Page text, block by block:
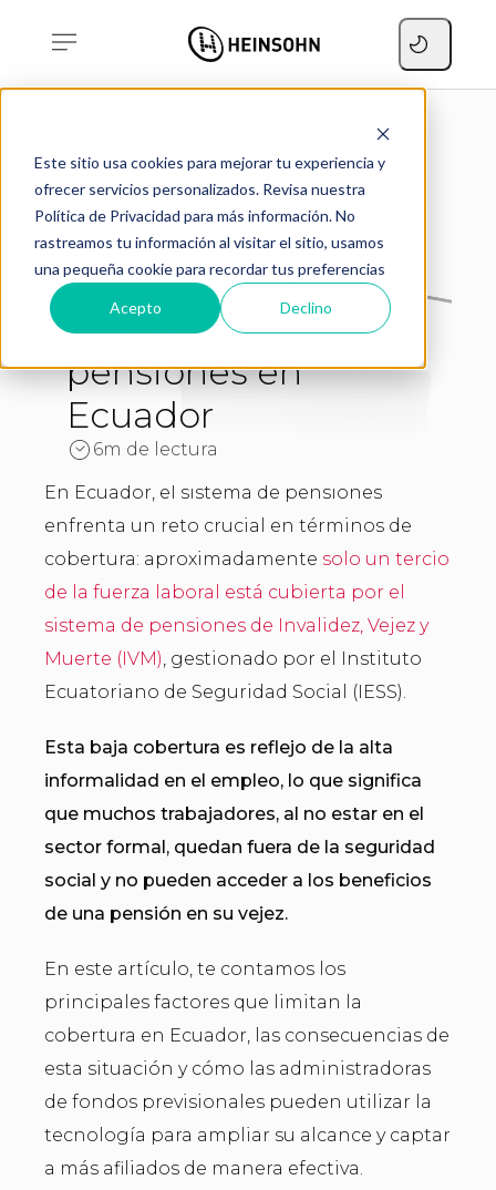
Este sitio usa cookies para mejorar tu experiencia y
ofrecer servicios personalizados. Revisa nuestra
Política de Privacidad para más información. No
rastreamos tu información al visitar el sitio, usamos
una pequeña cookie para recordar tus preferencias
Acepto Declino
Desafíos en la cobertura
del sistema de pensiones
en Ecuador
Desafíos en la
cobertura del
sistema de
pensiones en
Ecuador
6m de lectura
En Ecuador, el sistema de pensiones
enfrenta un reto crucial en términos de
cobertura: aproximadamente solo un tercio
de la fuerza laboral está cubierta por el
sistema de pensiones de Invalidez, Vejez y
Muerte (IVM), gestionado por el Instituto
Ecuatoriano de Seguridad Social (IESS).
Esta baja cobertura es reflejo de la alta
informalidad en el empleo, lo que significa
que muchos trabajadores, al no estar en el
sector formal, quedan fuera de la seguridad
social y no pueden acceder a los beneficios
de una pensión en su vejez.
En este artículo, te contamos los
principales factores que limitan la
cobertura en Ecuador, las consecuencias de
esta situación y cómo las administradoras
de fondos previsionales pueden utilizar la
tecnología para ampliar su alcance y captar
a más afiliados de manera efectiva.